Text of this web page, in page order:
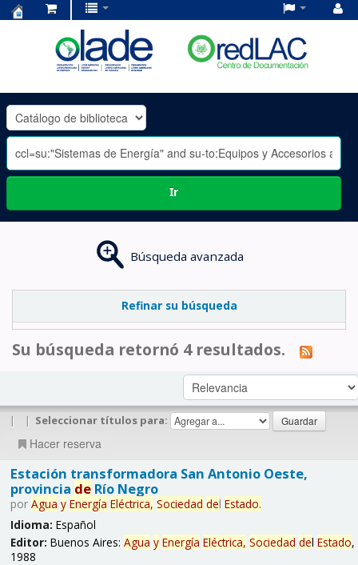
OLADE
-
Ir
Búsqueda avanzada
Refinar su búsqueda
Su búsqueda retornó 4 resultados.
| | Seleccionar títulos para:
Hacer reserva
Estación transformadora San Antonio Oeste,
provincia deRío Negro
por Agua y Energía Eléctrica, Sociedad del Estado.
Idioma: Español
Editor: Buenos Aires: Agua y Energía Eléctrica, Sociedad del Estado,
1988